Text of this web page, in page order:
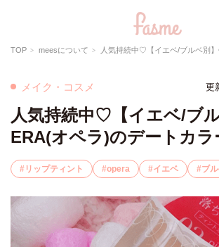
TOP meesについて 人気持続中♡【イエベ/ブルベ別】
メイク・コスメ 更
人気持続中♡【イエベ/ブ
ERA(オペラ)のデートカ
リップティント opera イエベ ブ